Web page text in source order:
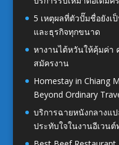
5 เหตุผลที่ตัวปั๊มชื่อยัง
และธุรกิจทุกขนาด
หางานไต้หวันให้คุ้มค่า
สมัครงาน
Homestay in Chiang
Beyond Ordinary
บริการฉายหนังกลางแ
ประทับใจในงานอีเวน